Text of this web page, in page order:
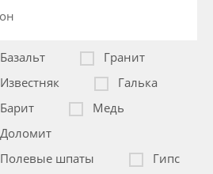
Базальт
Гранит
Известняк
Галька
Барит
Медь
Доломит
Полевые шпаты
Гипс